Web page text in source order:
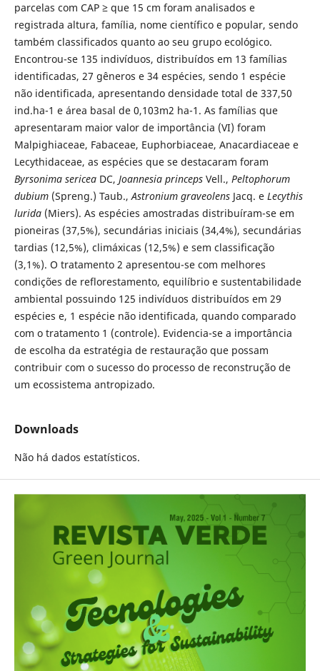
parcelas com CAP ≥ que 15 cm foram analisados e
registrada altura, família, nome científico e popular, sendo
também classificados quanto ao seu grupo ecológico.
Encontrou-se 135 indivíduos, distribuídos em 13 famílias
identificadas, 27 gêneros e 34 espécies, sendo 1 espécie
não identificada, apresentando densidade total de 337,50
ind.ha-1 e área basal de 0,103m2 ha-1. As famílias que
apresentaram maior valor de importância (VI) foram
Malpighiaceae, Fabaceae, Euphorbiaceae, Anacardiaceae e
Lecythidaceae, as espécies que se destacaram foram
Byrsonima sericea DC, Joannesia princepsVell., Peltophorum
dubium(Spreng.) Taub.,Astronium graveolensJacq. e Lecythis
lurida(Miers). As espécies amostradas distribuíram-se em
pioneiras (37,5%), secundárias iniciais (34,4%), secundárias
tardias (12,5%), climáxicas (12,5%) e sem classificação
(3,1%). O tratamento 2 apresentou-se com melhores
condições de reflorestamento, equilíbrio e sustentabilidade
ambiental possuindo 125 indivíduos distribuídos em 29
espécies e, 1 espécie não identificada, quando comparado
com o tratamento 1 (controle). Evidencia-se a importância
de escolha da estratégia de restauração que possam
contribuir com o sucesso do processo de reconstrução de
um ecossistema antropizado.
Downloads
Não há dados estatísticos.